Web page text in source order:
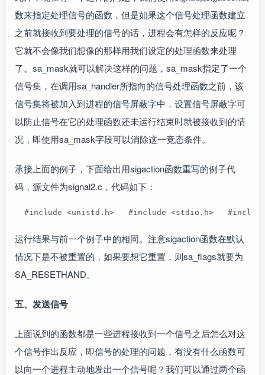
数来指定处理信号的函数，但是如果这个信号处理函数建立
之前就接收到要处理的信号的话，进程会有怎样的反应呢？
它就不会像我们想像的那样用我们设定的处理函数来处理
了。sa_mask就可以解决这样的问题，sa_mask指定了一个
信号集，在调用sa_handler所指向的信号处理函数之前，该
信号集将被加入到进程的信号屏蔽字中，设置信号屏蔽字可
以防止信号在它的处理函数还未运行结束时就被接收到的情
况，即使用sa_mask字段可以消除这一竞态条件。
承接上面的例子，下面给出用sigaction函数重写的例子代
码，源文件为signal2.c，代码如下：
#include <unistd.h>   #include <stdio.h>
运行结果与前一个例子中的相同。注意sigaction函数在默认
情况下是不被重置的，如果要想它重置，则sa_flags就要为
SA_RESETHAND。
五、发送信号
上面说到的函数都是一些进程接收到一个信号之后怎么对这
个信号作出反应，即信号的处理的问题，有没有什么函数可
以向一个进程主动地发出一个信号呢？我们可以通过两个函